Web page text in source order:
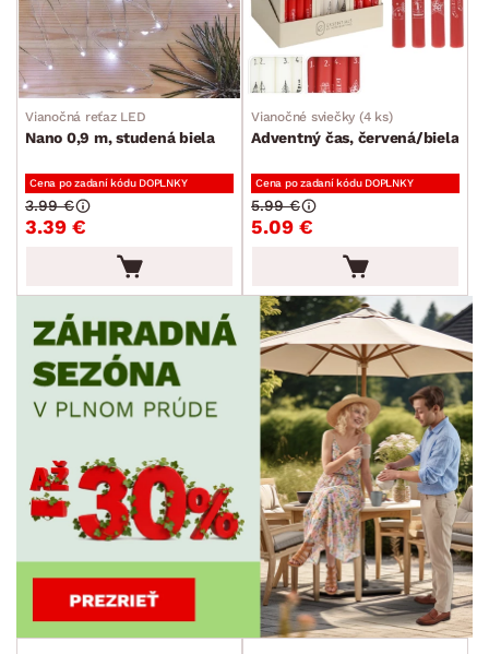
Vianočná reťaz LED
Nano 0,9 m, studená biela
Cena po zadaní kódu DOPLNKY
3.39 €
3.99 €
Vianočné sviečky (4 ks)
Adventný čas, červená/biela
Cena po zadaní kódu DOPLNKY
5.09 €
5.99 €